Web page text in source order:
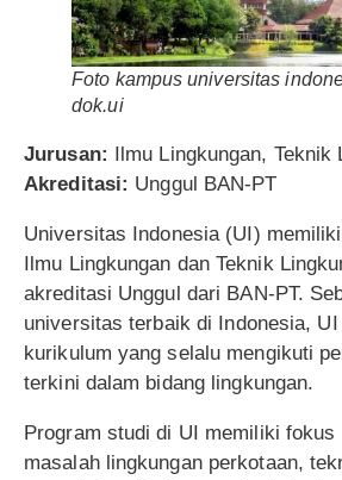
Foto kampus universitas
dok.ui
Jurusan: Ilmu Lingkungan, Teknik
Akreditasi: Unggul BAN-PT
Universitas Indonesia (UI)
Ilmu Lingkungan dan Teknik
akreditasi Unggul dari BAN-PT.
universitas terbaik di Indonesia,
kurikulum yang selalu mengikuti
terkini dalam bidang lingkungan.
Program studi di UI memiliki fokus
masalah lingkungan perkotaan,